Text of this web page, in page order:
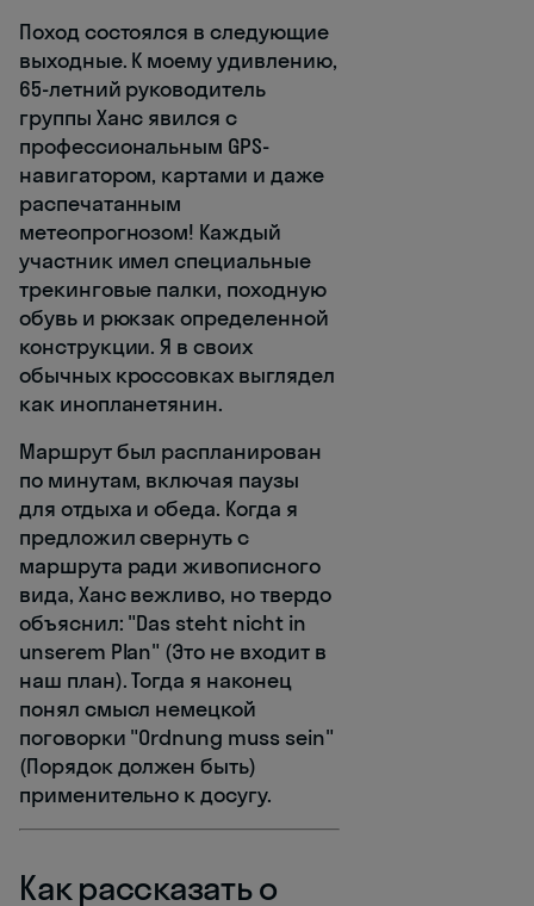
Поход состоялся в следующие
выходные. К моему удивлению,
65-летний руководитель
группы Ханс явился с
профессиональным GPS-
навигатором, картами и даже
распечатанным
метеопрогнозом! Каждый
участник имел специальные
трекинговые палки, походную
обувь и рюкзак определенной
конструкции. Я в своих
обычных кроссовках выглядел
как инопланетянин.
Маршрут был распланирован
по минутам, включая паузы
для отдыха и обеда. Когда я
предложил свернуть с
маршрута ради живописного
вида, Ханс вежливо, но твердо
объяснил: "Das steht nicht in
unserem Plan" (Это не входит в
наш план). Тогда я наконец
понял смысл немецкой
поговорки "Ordnung muss sein"
(Порядок должен быть)
применительно к досугу.
Как рассказать о